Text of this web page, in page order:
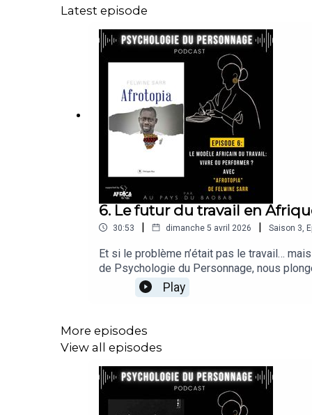
Latest episode
6. Le futur du travail en
30:53 | dimanche 5 avril 2026 | Saison 3,
Et si le problème n’était pas le travail…
de Psychologie du Personnage, nous
de développement en Afrique.Dans un
normes importées.Avec Assa Djelou,
africains à travers une analyse intime des
? Une exploration sensible du monde du
l’organisation Africa No Filter, dans le
Play
More episodes
View all episodes